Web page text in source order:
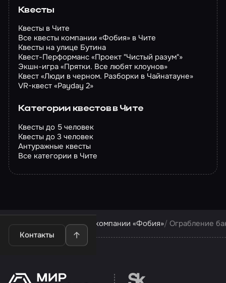
Квесты
Квесты в Чите
Все квесты компании «Фобия» в Чите
Квесты на улице Бутина
Квест-Перформанс «Проект "Чистый разум"»
Экшн-игра «Прятки. Все любят клоунов»
Квест «Люди в черном. Разборки в Чайнатауне»
VR-квест «Payday 2»
Категории квестов в Чите
Квесты до 5 человек
Квесты до 3 человек
Антуражные квесты
Все категории в Чите
Контакты
Квесты компании «Фобия» Ограбление
Перейти на сайт